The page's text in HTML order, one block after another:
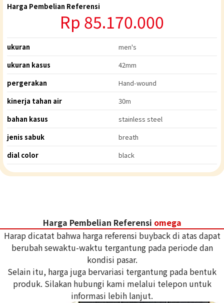
Harga Pembelian Referensi
Rp 85.170.000
ukuran
men's
ukuran kasus
42mm
pergerakan
Hand-wound
kinerja tahan air
30m
bahan kasus
stainless steel
jenis sabuk
breath
dial color
black
Harga Pembelian Referensi omega
Harap dicatat bahwa harga referensi buyback di atas dapat
berubah sewaktu-waktu tergantung pada periode dan
kondisi pasar.
Selain itu, harga juga bervariasi tergantung pada bentuk
produk. Silakan hubungi kami melalui telepon untuk
informasi lebih lanjut.